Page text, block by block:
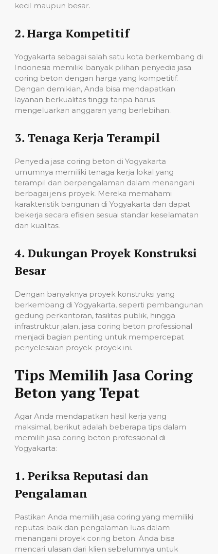
kecil maupun besar.
2.Harga Kompetitif
Yogyakarta sebagai salah satu kota berkembang di
Indonesia memiliki banyak pilihan penyedia jasa
coring beton dengan harga yang kompetitif.
Dengan demikian, Anda bisa mendapatkan
layanan berkualitas tinggi tanpa harus
mengeluarkan anggaran yang berlebihan.
3. Tenaga Kerja Terampil
Penyedia jasa coring beton di Yogyakarta
umumnya memiliki tenaga kerja lokal yang
terampil dan berpengalaman dalam menangani
berbagai jenis proyek. Mereka memahami
karakteristik bangunan di Yogyakarta dan dapat
bekerja secara efisien sesuai standar keselamatan
dan kualitas.
4. Dukungan Proyek Konstruksi
Besar
Dengan banyaknya proyek konstruksi yang
berkembang di Yogyakarta, seperti pembangunan
gedung perkantoran, fasilitas publik, hingga
infrastruktur jalan, jasa coring beton professional
menjadi bagian penting untuk mempercepat
penyelesaian proyek-proyek ini.
Tips Memilih Jasa Coring
Beton yang Tepat
Agar Anda mendapatkan hasil kerja yang
maksimal, berikut adalah beberapa tips dalam
memilih jasa coring beton professional di
Yogyakarta:
1. Periksa Reputasi dan
Pengalaman
Pastikan Anda memilih jasa coring yang memiliki
reputasi baik dan pengalaman luas dalam
menangani proyek coring beton. Anda bisa
mencari ulasan dari klien sebelumnya untuk